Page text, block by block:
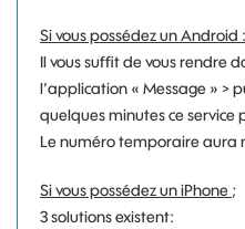
Si vous possédez un Android :
Il vous suffit de vous rendre
l’application « Message » >
quelques minutes ce service
Le numéro temporaire aura
Si vous possédez un iPhone ;
3 solutions existent: